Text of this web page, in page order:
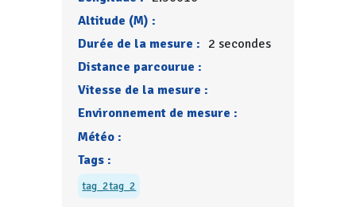
Altitude (M) :
Durée de la mesure : 2 secondes
Distance parcourue :
Vitesse de la mesure :
Environnement de mesure :
Météo :
Tags :
tag_2tag_2